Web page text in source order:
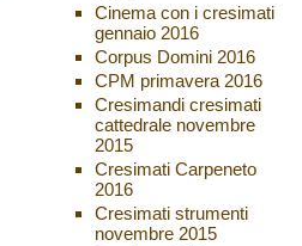
Cinema con i cresimati
gennaio 2016
Corpus Domini 2016
CPM primavera 2016
Cresimandi cresimati
cattedrale novembre
2015
Cresimati Carpeneto
2016
Cresimati strumenti
novembre 2015